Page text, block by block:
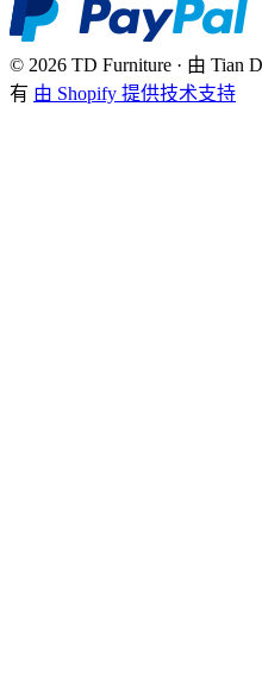
© 2026 TD Furniture · 由 Tian
有 由 Shopify 提供技术支持